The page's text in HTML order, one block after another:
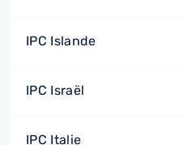
IPC Islande
IPC Israël
IPC Italie